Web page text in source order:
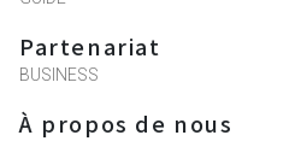
Partenariat
BUSINESS
À propos de nous